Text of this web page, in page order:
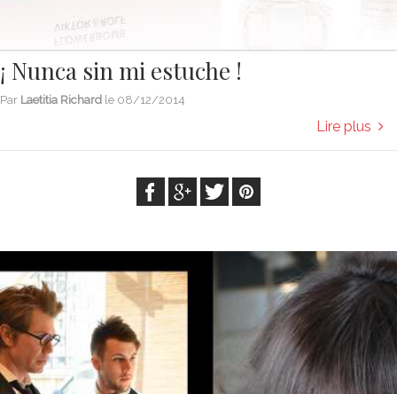
¡ Nunca sin mi estuche !
Par Laetitia Richard le 08/12/2014
Lire plus